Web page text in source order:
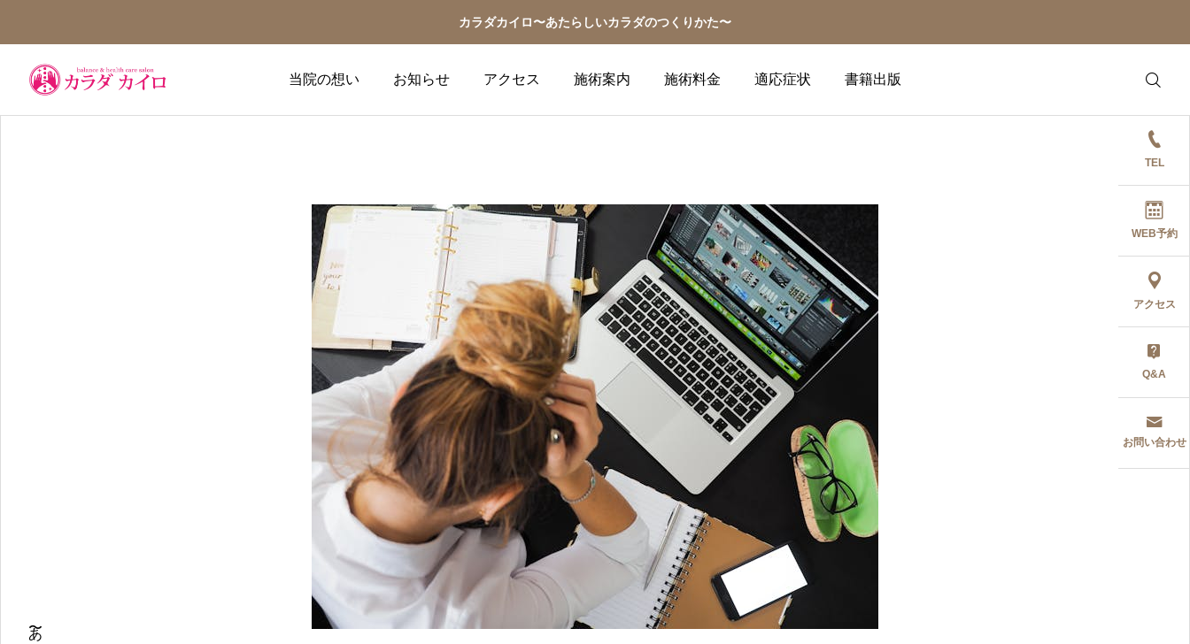
カラダカイロ〜あたらしいカラダのつくりかた〜
当院の想い お知らせ アクセス 施術案内 施術料金 適応症状 書籍出版
TEL
WEB予約
アクセス
Q&A
お問い合わせ